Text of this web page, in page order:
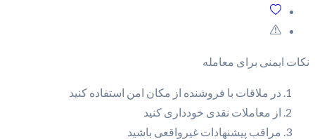
نکات ایمنی برای معامله
در ملاقات با فروشنده از مکان امن استفاده کنید
از معاملات نقدی خودداری کنید
مراقب پیشنهادات غیرواقعی باشید